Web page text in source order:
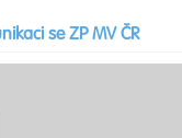
se ZP MV ČR